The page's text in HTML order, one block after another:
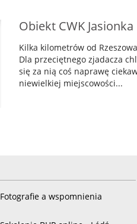
Obiekt CWK Jasionka
Kilka kilometrów od
Dla przeciętnego zjadacza
się za nią coś naprawę
niewielkiej miejscowości...
Fotografie a wspomnienia